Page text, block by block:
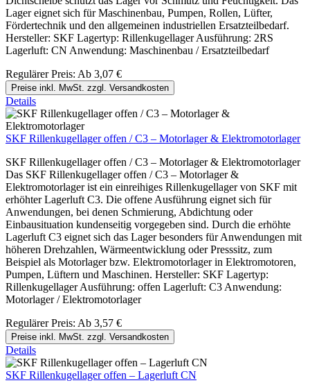
Lager eignet sich für Maschinenbau, Pumpen, Rollen, Lüfter,
Fördertechnik und den allgemeinen industriellen Ersatzteilbedarf.
Hersteller: SKF Lagertyp: Rillenkugellager Ausführung: 2RS
Lagerluft: CN Anwendung: Maschinenbau / Ersatzteilbedarf
Regulärer Preis: Ab 3,07 €
Preise inkl. MwSt. zzgl. Versandkosten
Details
SKF Rillenkugellager offen / C3 – Motorlager & Elektromotorlager
SKF Rillenkugellager offen / C3 – Motorlager & Elektromotorlager
Das SKF Rillenkugellager offen / C3 – Motorlager &
Elektromotorlager ist ein einreihiges Rillenkugellager von SKF mit
erhöhter Lagerluft C3. Die offene Ausführung eignet sich für
Anwendungen, bei denen Schmierung, Abdichtung oder
Einbausituation kundenseitig vorgegeben sind. Durch die erhöhte
Lagerluft C3 eignet sich das Lager besonders für Anwendungen mit
höheren Drehzahlen, Wärmeentwicklung oder Presssitz, zum
Beispiel als Motorlager bzw. Elektromotorlager in Elektromotoren,
Pumpen, Lüftern und Maschinen. Hersteller: SKF Lagertyp:
Rillenkugellager Ausführung: offen Lagerluft: C3 Anwendung:
Motorlager / Elektromotorlager
Regulärer Preis: Ab 3,57 €
Preise inkl. MwSt. zzgl. Versandkosten
Details
SKF Rillenkugellager offen – Lagerluft CN